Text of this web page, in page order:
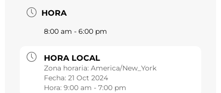
HORA
8:00 am - 6:00 pm
HORA LOCAL
Zona horaria: America/New_York
Fecha: 21 Oct 2024
Hora: 9:00 am - 7:00 pm